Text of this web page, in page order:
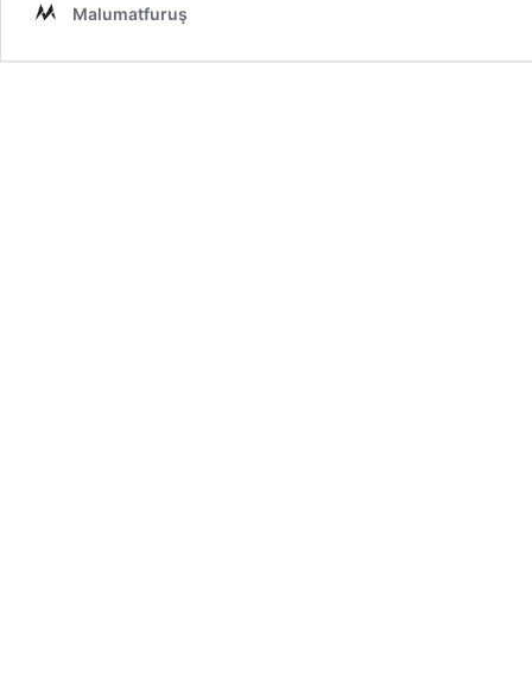
Malumatfuruş